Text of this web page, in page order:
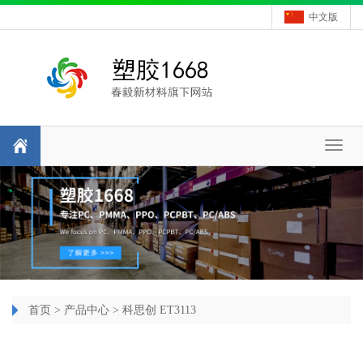
中文版
首页 > 产品中心 > 科思创 ET3113